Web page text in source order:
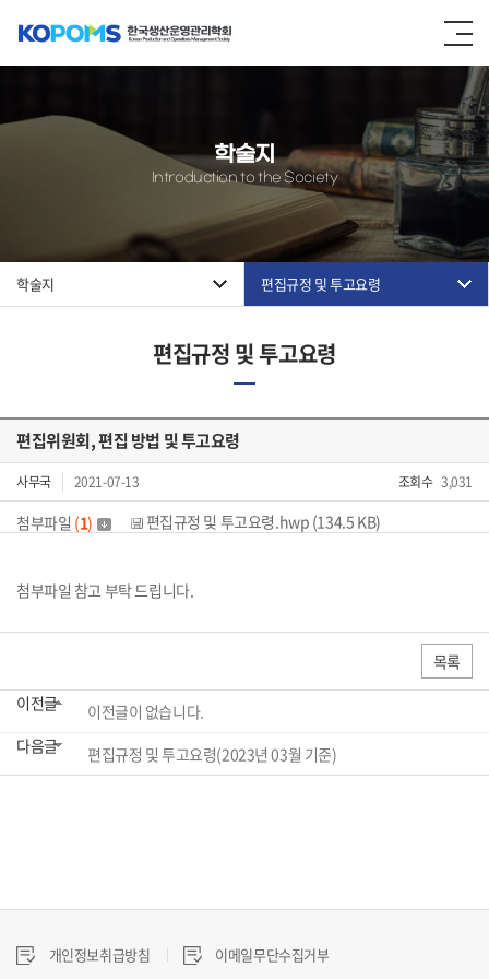
학술지
Introduction to the Society
학술지 편집규정 및 투고요령
편집규정 및 투고요령
편집위원회, 편집 방법 및 투고요령
사무국 2021-07-13 조회수 3,031
첨부파일 (1) 편집규정 및 투고요령.hwp (134.5 KB)
첨부파일 참고 부탁 드립니다.
목록
이전글
이전글이 없습니다.
다음글
편집규정 및 투고요령(2023년 03월 기준)
개인정보취급방침 이메일무단수집거부